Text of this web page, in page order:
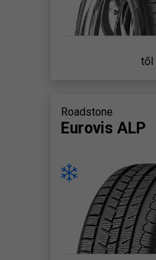
től
Roadstone
Eurovis ALP